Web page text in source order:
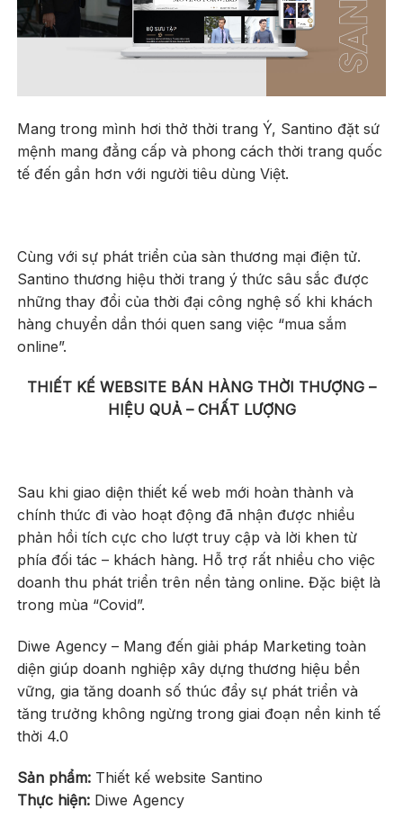
Mang trong mình hơi thở thời trang Ý, Santino đặt sứ
mệnh mang đẳng cấp và phong cách thời trang quốc
tế đến gần hơn với người tiêu dùng Việt.
Cùng với sự phát triển của sàn thương mại điện tử.
Santino thương hiệu thời trang ý thức sâu sắc được
những thay đổi của thời đại công nghệ số khi khách
hàng chuyển dần thói quen sang việc “mua sắm
online”.
THIẾT KẾ WEBSITE BÁN HÀNG THỜI THƯỢNG –
HIỆU QUẢ – CHẤT LƯỢNG
Sau khi giao diện thiết kế web mới hoàn thành và
chính thức đi vào hoạt động đã nhận được nhiều
phản hồi tích cực cho lượt truy cập và lời khen từ
phía đối tác – khách hàng. Hỗ trợ rất nhiều cho việc
doanh thu phát triển trên nền tảng online. Đặc biệt là
trong mùa “Covid”.
Diwe Agency – Mang đến giải pháp Marketing toàn
diện giúp doanh nghiệp xây dựng thương hiệu bền
vững, gia tăng doanh số thúc đẩy sự phát triển và
tăng trưởng không ngừng trong giai đoạn nền kinh tế
thời 4.0
Sản phẩm: Thiết kế website Santino
Thực hiện: Diwe Agency